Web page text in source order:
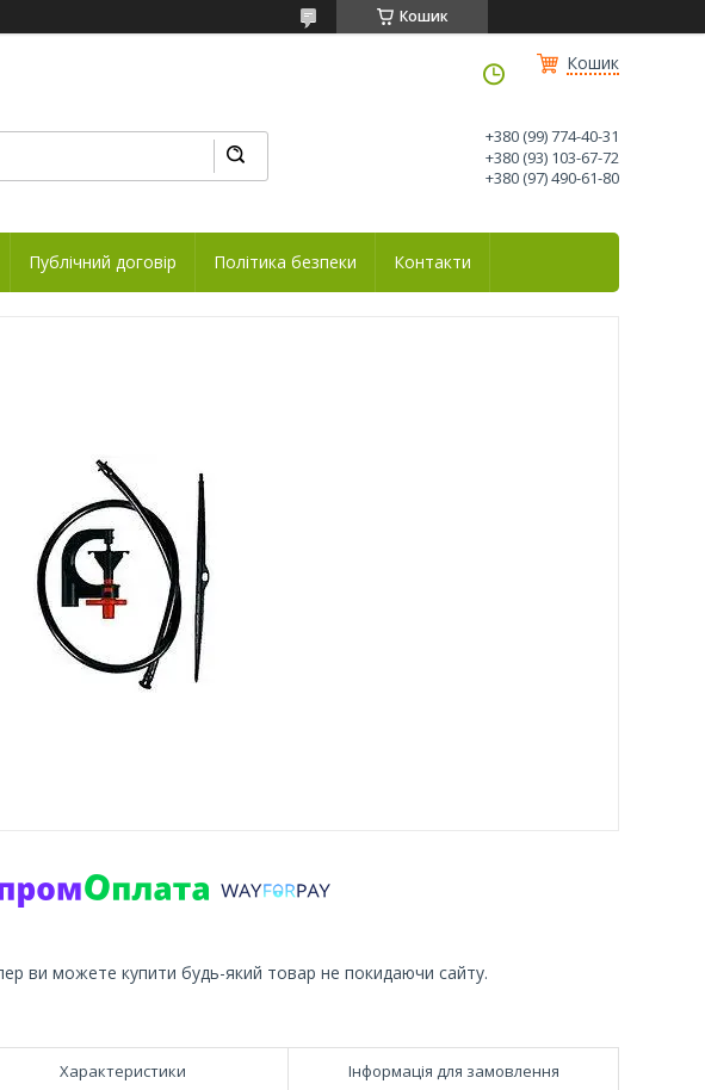
Кошик
Кошик
+380 (99) 774-40-31
+380 (93) 103-67-72
+380 (97) 490-61-80
Публічний договір Політика безпеки Контакти
ви можете купити будь-який товар не покидаючи сайту.
Характеристики Інформація для замовлення